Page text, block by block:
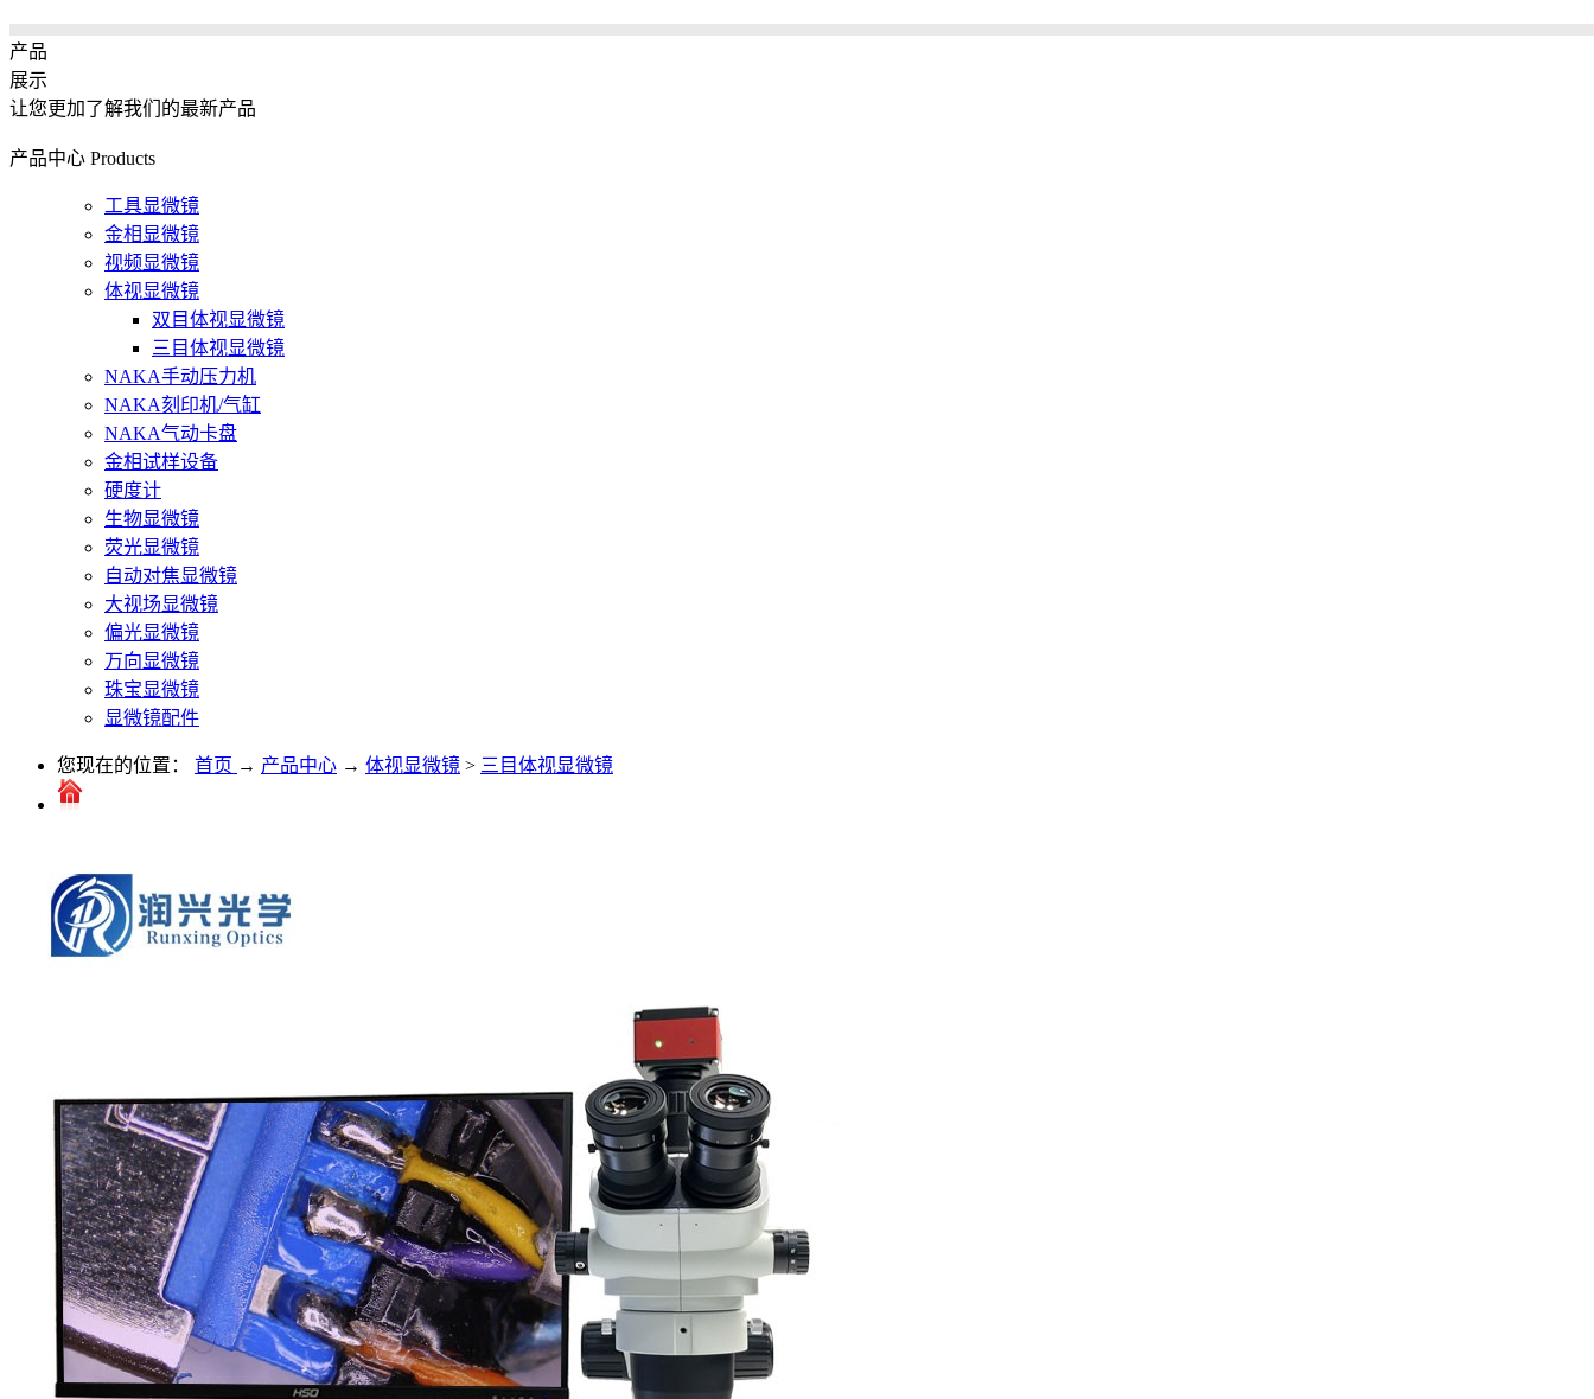
产品
展示
让您更加了解我们的最新产品
产品中心 Products
工具显微镜
金相显微镜
视频显微镜
体视显微镜
双目体视显微镜
三目体视显微镜
NAKA手动压力机
NAKA刻印机/气缸
NAKA气动卡盘
金相试样设备
硬度计
生物显微镜
荧光显微镜
自动对焦显微镜
大视场显微镜
偏光显微镜
万向显微镜
珠宝显微镜
显微镜配件
您现在的位置： 首页 → 产品中心 → 体视显微镜 > 三目体视显微镜